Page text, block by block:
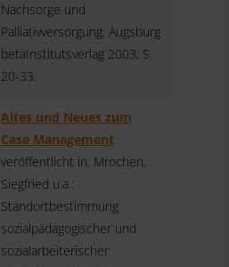
Nachsorge und
Palliativversorgung. Augsburg
betaInstitutsverlag 2003, S.
20-33.
Altes und Neues zum
Case Management
veröffentlicht in: Mrochen,
Siegfried u.a.:
Standortbestimmung
sozialpädagogischer und
sozialarbeiterischer